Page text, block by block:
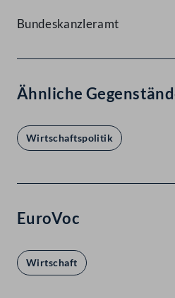
Bundeskanzleramt
Ähnliche
Wirtschaftspolitik
EuroVoc
Wirtschaft